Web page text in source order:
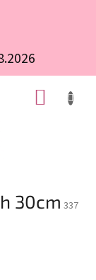
30cm 337